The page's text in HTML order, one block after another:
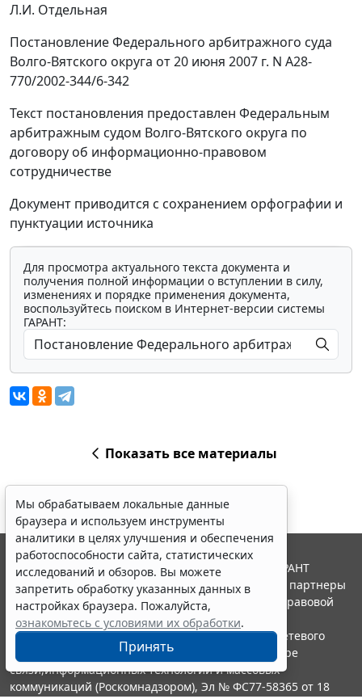
Л.И. Отдельная
Постановление Федерального арбитражного суда
Волго-Вятского округа от 20 июня 2007 г. N А28-
770/2002-344/6-342
Текст постановления предоставлен Федеральным
арбитражным судом Волго-Вятского округа по
договору об информационно-правовом
сотрудничестве
Документ приводится с сохранением орфографии и
пунктуации источника
Для просмотра актуального текста документа и
получения полной информации о вступлении в силу,
изменениях и порядке применения документа,
воспользуйтесь поиском в Интернет-версии системы
ГАРАНТ:
Показать все материалы
Мы обрабатываем локальные данные
браузера и используем инструменты
аналитики в целях улучшения и обеспечения
работоспособности сайта, статистических
исследований и обзоров. Вы можете
запретить обработку указанных данных в
настройках браузера. Пожалуйста,
ознакомьтесь с условиями их обработки.
Принять
© ООО "НПП "ГАРАНТ-СЕРВИС", 2026. Система ГАРАНТ
выпускается с 1990 года. Компания "Гарант" и ее партнеры
являются участниками Российской ассоциации правовой
информации ГАРАНТ.
Портал ГАРАНТ.РУ зарегистрирован в качестве сетевого
издания Федеральной службой по надзору в сфере
связи,информационных технологий и массовых
коммуникаций (Роскомнадзором), Эл № ФС77-58365 от 18